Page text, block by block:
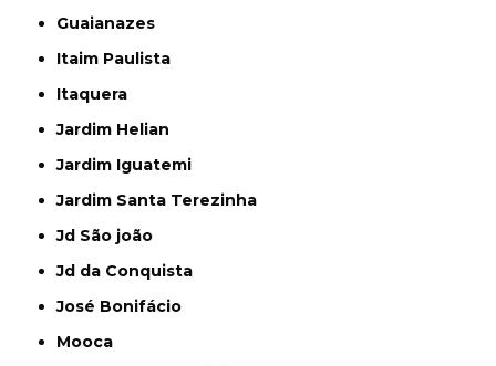
Guaianazes
Itaim Paulista
Itaquera
Jardim Helian
Jardim Iguatemi
Jardim Santa Terezinha
Jd São joão
Jd da Conquista
José Bonifácio
Mooca